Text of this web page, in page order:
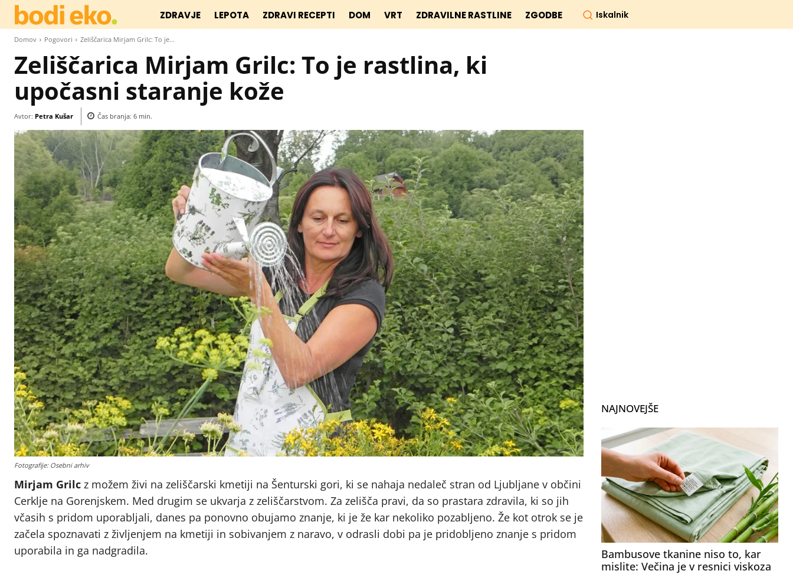
ZDRAVJE LEPOTA ZDRAVI RECEPTI DOM VRT ZDRAVILNE RASTLINE ZGODBE Iskalnik
Domov Pogovori Zeliščarica Mirjam Grilc: To je...
Zeliščarica Mirjam Grilc: To je rastlina, ki
upočasni staranje kože
Avtor: Petra Kušar Čas branja: 6 min.
Fotografije: Osebni arhiv
Mirjam Grilc z možem živi na zeliščarski kmetiji na Šenturski gori, ki se nahaja nedaleč stran od Ljubljane v občini
Cerklje na Gorenjskem. Med drugim se ukvarja z zeliščarstvom. Za zelišča pravi, da so prastara zdravila, ki so jih
včasih s pridom uporabljali, danes pa ponovno obujamo znanje, ki je že kar nekoliko pozabljeno. Že kot otrok se je
začela spoznavati z življenjem na kmetiji in sobivanjem z naravo, v odrasli dobi pa je pridobljeno znanje s pridom
uporabila in ga nadgradila.
NAJNOVEJŠE
Bambusove tkanine niso to, kar
mislite: Večina je v resnici viskoza